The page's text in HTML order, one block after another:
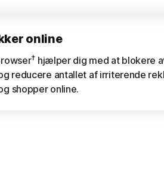
online
† hjælper dig med at blokere
reducere antallet af irriterende
shopper online.